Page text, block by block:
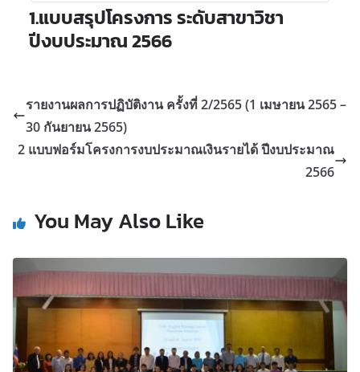
1.แบบสรุปโครงการ ระดับสาขาวิชา
ปีงบประมาณ 2566
รายงานผลการปฏิบัติงาน ครั้งที่ 2/2565 (1 เมษายน 2565 –
30 กันยายน 2565)
2 แบบฟอร์มโครงการงบประมาณเงินรายได้ ปีงบประมาณ
2566
You May Also Like